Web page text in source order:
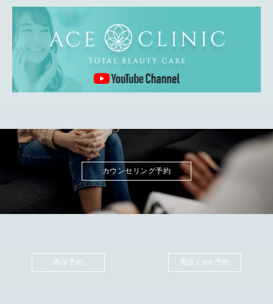
カウンセリング予約
再診予約 再診 Line 予約